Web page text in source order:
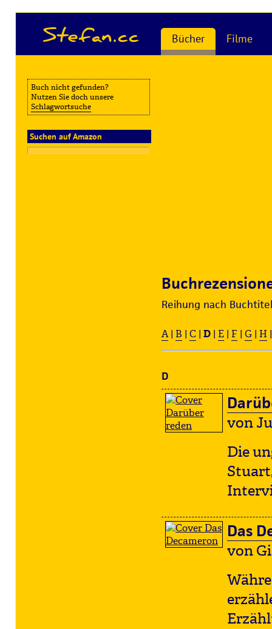
Stefan.cc Bücher Filme
Reihung nach
A| B | C | D | E | F | G | H
D
von
Die
Das
von
Buch nicht gefunden?
Nutzen Sie doch unsere
Schlagwortsuche
Suchen auf Amazon